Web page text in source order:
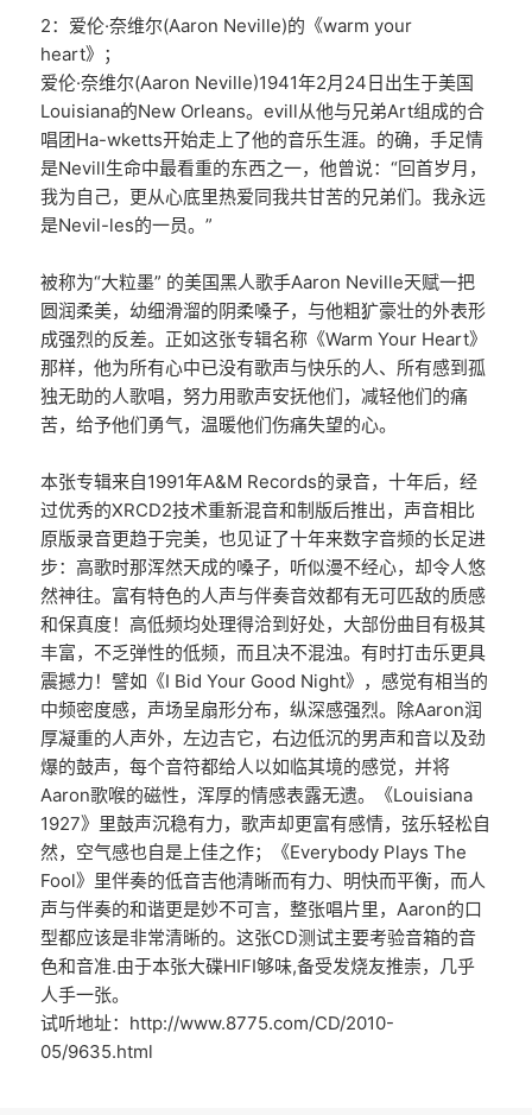
2：爱伦·奈维尔(Aaron Neville)的《warm your
heart》；
爱伦·奈维尔(Aaron Neville)1941年2月24日出生于美国
Louisiana的New Orleans。evill从他与兄弟Art组成的合
唱团Ha-wketts开始走上了他的音乐生涯。的确，手足情
是Nevill生命中最看重的东西之一，他曾说：“回首岁月，
我为自己，更从心底里热爱同我共甘苦的兄弟们。我永远
是Nevil-les的一员。”
被称为“大粒墨” 的美国黑人歌手Aaron Neville天赋一把
圆润柔美，幼细滑溜的阴柔嗓子，与他粗犷豪壮的外表形
成强烈的反差。正如这张专辑名称《Warm Your Heart》
那样，他为所有心中已没有歌声与快乐的人、所有感到孤
独无助的人歌唱，努力用歌声安抚他们，减轻他们的痛
苦，给予他们勇气，温暖他们伤痛失望的心。
本张专辑来自1991年A&M Records的录音，十年后，经
过优秀的XRCD2技术重新混音和制版后推出，声音相比
原版录音更趋于完美，也见证了十年来数字音频的长足进
步：高歌时那浑然天成的嗓子，听似漫不经心，却令人悠
然神往。富有特色的人声与伴奏音效都有无可匹敌的质感
和保真度！高低频均处理得洽到好处，大部份曲目有极其
丰富，不乏弹性的低频，而且决不混浊。有时打击乐更具
震撼力！譬如《I Bid Your Good Night》，感觉有相当的
中频密度感，声场呈扇形分布，纵深感强烈。除Aaron润
厚凝重的人声外，左边吉它，右边低沉的男声和音以及劲
爆的鼓声，每个音符都给人以如临其境的感觉，并将
Aaron歌喉的磁性，浑厚的情感表露无遗。《Louisiana
1927》里鼓声沉稳有力，歌声却更富有感情，弦乐轻松自
然，空气感也自是上佳之作；《Everybody Plays The
Fool》里伴奏的低音吉他清晰而有力、明快而平衡，而人
声与伴奏的和谐更是妙不可言，整张唱片里，Aaron的口
型都应该是非常清晰的。这张CD测试主要考验音箱的音
色和音准.由于本张大碟HIFI够味,备受发烧友推崇，几乎
人手一张。
试听地址：http://www.8775.com/CD/2010-
05/9635.html